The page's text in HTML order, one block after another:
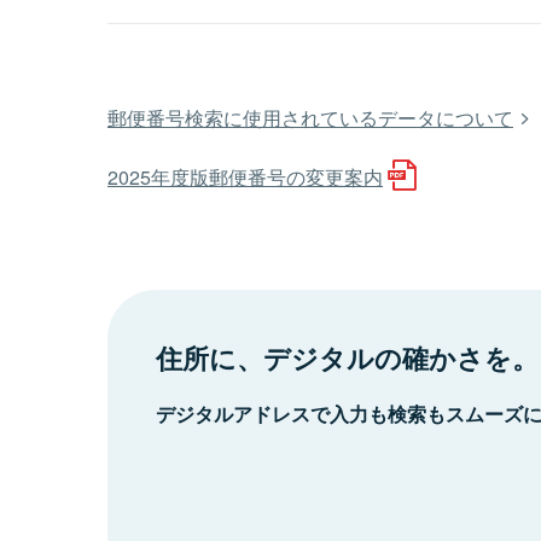
郵便番号検索に使用されているデータについて
2025年度版郵便番号の変更案内
住所に、デジタルの確かさを。
デジタルアドレスで入力も検索もスムーズ